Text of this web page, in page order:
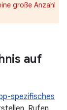
große Anzahl
auf
spezifisches